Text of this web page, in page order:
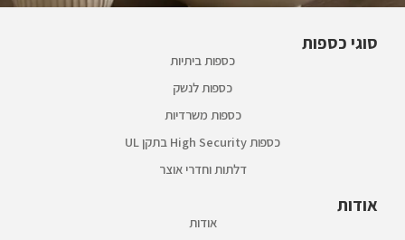
סוגי כספות
כספות ביתיות
כספות לנשק
כספות משרדיות
כספות High Security בתקן UL
דלתות וחדרי אוצר
אודות
אודות